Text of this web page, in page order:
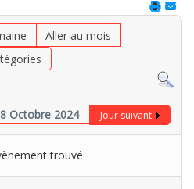
Aller au mois
Octobre 2024 Jour suivant
trouvé